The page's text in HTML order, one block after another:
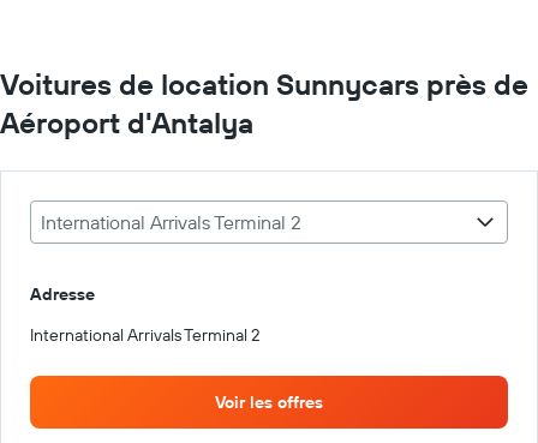
Voitures de location Sunnycars près de
Aéroport d'Antalya
International Arrivals Terminal 2
Adresse
International Arrivals Terminal 2
Voir les offres